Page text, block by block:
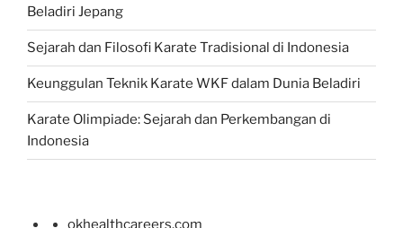
Beladiri Jepang
Sejarah dan Filosofi Karate Tradisional di Indonesia
Keunggulan Teknik Karate WKF dalam Dunia Beladiri
Karate Olimpiade: Sejarah dan Perkembangan di
Indonesia
okhealthcareers.com